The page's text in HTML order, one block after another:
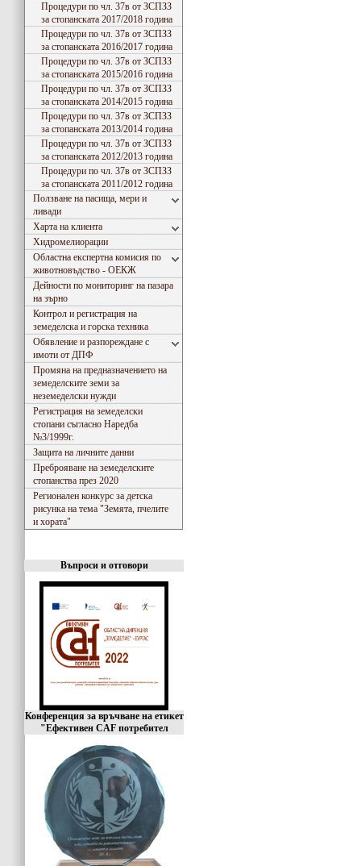
Процедури по чл. 37в от ЗСПЗЗ
за стопанската 2017/2018 година
Процедури по чл. 37в от ЗСПЗЗ
за стопанската 2016/2017 година
Процедури по чл. 37в от ЗСПЗЗ
за стопанската 2015/2016 година
Процедури по чл. 37в от ЗСПЗЗ
за стопанската 2014/2015 година
Процедури по чл. 37в от ЗСПЗЗ
за стопанската 2013/2014 година
Процедури по чл. 37в от ЗСПЗЗ
за стопанската 2012/2013 година
Процедури по чл. 37в от ЗСПЗЗ
за стопанската 2011/2012 година
Ползване на пасища, мери и
ливади
Харта на клиента
Хидромeлиорации
Областна експертна комисия по
животновъдство - ОЕКЖ
Дейности по мониторинг на пазара
на зърно
Контрол и регистрация на
земеделска и горска техника
Обявление и разпореждане с
имоти от ДПФ
Промяна на предназначението на
земеделските земи за
неземеделски нужди
Регистрация на земеделски
стопани съгласно Наредба
№3/1999г.
Защита на личните данни
Преброяване на земеделските
стопанства през 2020
Регионален конкурс за детска
рисунка на тема "Земята, пчелите
и хората"
Въпроси и отговори
Конференция за връчване на етикет
"Ефективен CAF потребител